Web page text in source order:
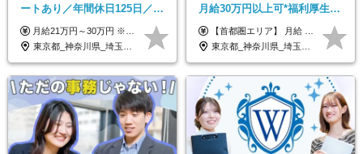
ートあり／年間休日125日／残
業なし／産休育休あり／服
装・髪型自由／毎年昇給
月給21万円～30万円 ※試用期間3ヶ月間の待遇に変動はありません。 ※みなし残業代(月20時間分29,725円～)を含む。（※超過分は追加支給）
東京都_神奈川県_埼玉県_千葉県_大阪府_愛知県_北海道_青森県_岩手県_宮城県_秋田県_山形県_福島県_茨城県_栃木県_群馬県_新潟県_山梨県_長野県_富山県_石川県_福井県_静岡県_岐阜県_三重県_兵庫県_京都府_滋賀県_奈良県_和歌山県_広島県_岡山県_鳥取県_島根県_山口県_徳島県_香川県_愛媛県_高知県_福岡県_熊本県_佐賀県_長崎県_大分県_宮崎県_鹿児島県_沖縄県
月給30万円以上可*福利厚生が
充実！
【首都圏エリア】 月給 291,800円以上 ＋ 各種手当 【北関東エリア】 月給 264,260円以上 ＋ 各種手当 【関西・四国エリア】 月給 278,040円以上 ＋ 各種手当 【中部エリア】 月給 278,040円以上 ＋ 各種手当 【北海道・東北エリア】 月給 247,000円以上 ＋ 各種手当 【九州エリア】 月給 235,540円以上 ＋ 各種手当 【中国エリア】 月給 250,460 円以上 ＋ 各種手当 ※全て年齢・経験・能力などを考慮します。 ※試用期間3ヶ月あり。その間の待遇に変動はありません。 ※固定残業代（20時間分）を含む 首都圏／37,800円以上 北関東／34,260円以上 関西・四国／36,040円以上 中部／36,040円以上 北海道・東北／32,000円以上 九州／30,540円以上 中国／32,460円以上 ※超過分は全額支給 初年度の年収 400万円～900万円
東京都_神奈川県_埼玉県_千葉県_大阪府_愛知県_北海道_青森県_岩手県_宮城県_秋田県_山形県_福島県_茨城県_栃木県_群馬県_新潟県_山梨県_長野県_富山県_石川県_福井県_静岡県_岐阜県_三重県_兵庫県_京都府_滋賀県_奈良県_和歌山県_広島県_岡山県_鳥取県_島根県_山口県_徳島県_香川県_愛媛県_高知県_福岡県_熊本県_佐賀県_長崎県_大分県_宮崎県_鹿児島県_沖縄県